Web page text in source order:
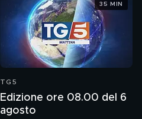
TG5
Edizione ore 08.00 del 6
agosto
35 MIN